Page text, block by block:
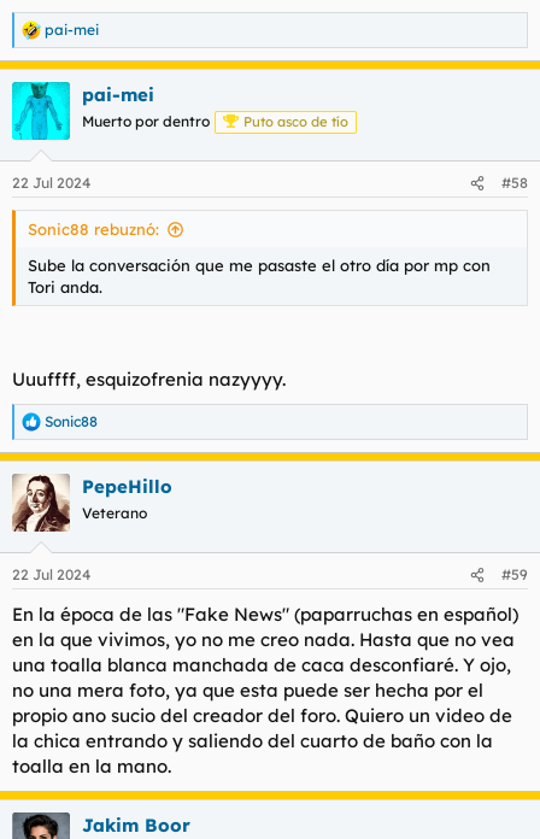
R
e
a
c
c
i
e
s
pai-mei
pai-mei
Muerto por dentro Puto asco de tío
22 Jul 2024 #58
Sonic88 rebuznó:
Sube la conversación que me pasaste el otro día por mp con
Tori anda.
Uuuffff, esquizofrenia nazyyyy.
R
e
a
c
c
i
e
:
Sonic88
PepeHillo
Veterano
22 Jul 2024 #59
En la época de las "Fake News" (paparruchas en español)
en la que vivimos, yo no me creo nada. Hasta que no vea
una toalla blanca manchada de caca desconfiaré. Y ojo,
no una mera foto, ya que esta puede ser hecha por el
propio ano sucio del creador del foro. Quiero un video de
la chica entrando y saliendo del cuarto de baño con la
toalla en la mano.
Jakim Boor